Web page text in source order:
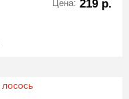
Цена: 219 р.